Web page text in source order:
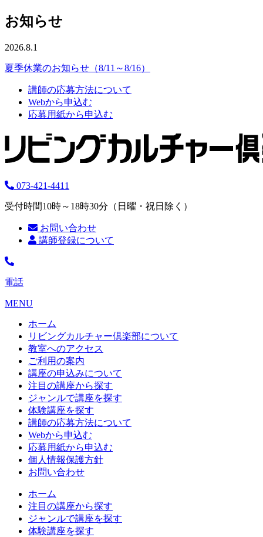
お知らせ
2026.8.1
夏季休業のお知らせ（8/11～8/16）
講師の応募方法について
Webから申込む
応募用紙から申込む
073-421-4411
受付時間10時～18時30分（日曜・祝日除く）
お問い合わせ
講師登録について
電話
MENU
ホーム
リビングカルチャー倶楽部について
教室へのアクセス
ご利用の案内
講座の申込みについて
注目の講座から探す
ジャンルで講座を探す
体験講座を探す
講師の応募方法について
Webから申込む
応募用紙から申込む
個人情報保護方針
お問い合わせ
ホーム
注目の講座から探す
ジャンルで講座を探す
体験講座を探す